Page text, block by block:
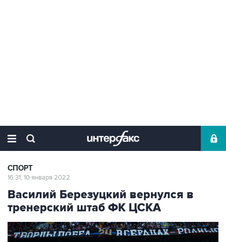
СПОРТ
16:31, 10 января 2022
Василий Березуцкий вернулся в
тренерский штаб ФК ЦСКА